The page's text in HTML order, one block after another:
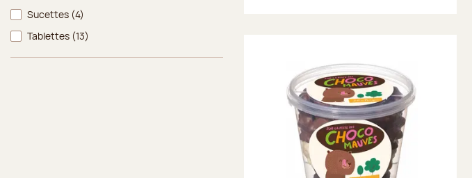
Sucettes (4)
Tablettes (13)